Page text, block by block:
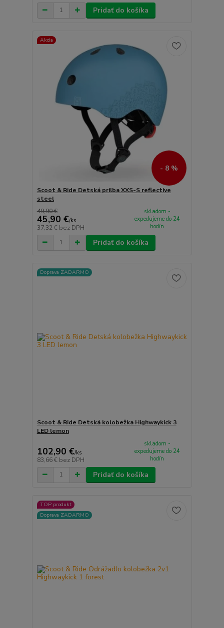
Pridať do košíka
Akcia
- 8 %
Scoot & Ride Detská prilba XXS-S reflective
steel
49,90 €
45,90 €/ks
37,32 € bez DPH
skladom -
expedujeme do 24
hodín
Pridať do košíka
Doprava ZADARMO
Scoot & Ride Detská kolobežka Highwaykick 3
LED lemon
102,90 €/ks
83,66 € bez DPH
skladom -
expedujeme do 24
hodín
Pridať do košíka
TOP produkt
Doprava ZADARMO